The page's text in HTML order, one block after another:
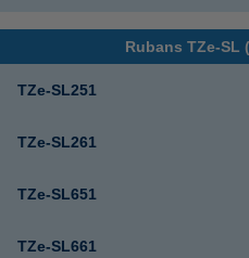
Rubans TZe-SL
TZe-SL251
TZe-SL261
TZe-SL651
TZe-SL661